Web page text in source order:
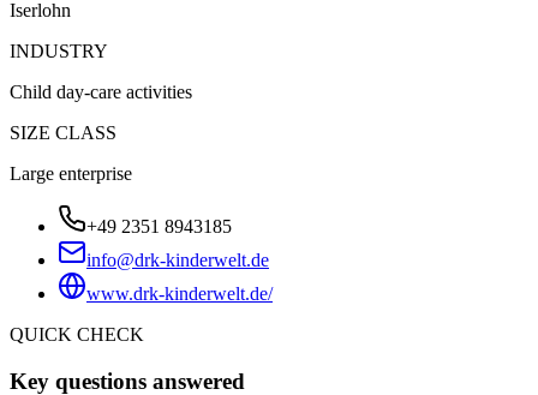
Iserlohn
INDUSTRY
Child day-care activities
SIZE CLASS
Large enterprise
+49 2351 8943185
info@drk-kinderwelt.de
www.drk-kinderwelt.de/
QUICK CHECK
Key questions answered